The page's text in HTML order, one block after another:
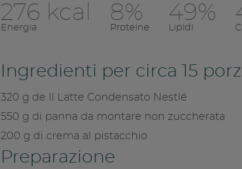
276 kcal
Energia
8%
Proteine
49%
Lipidi
Ingredienti per circa 15
320 g de Il Latte Condensato Nestlé
550 g di panna da montare non zuccherata
200 g di crema al pistacchio
Preparazione